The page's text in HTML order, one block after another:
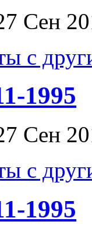
Сен
с
1995
Сен
с
1995